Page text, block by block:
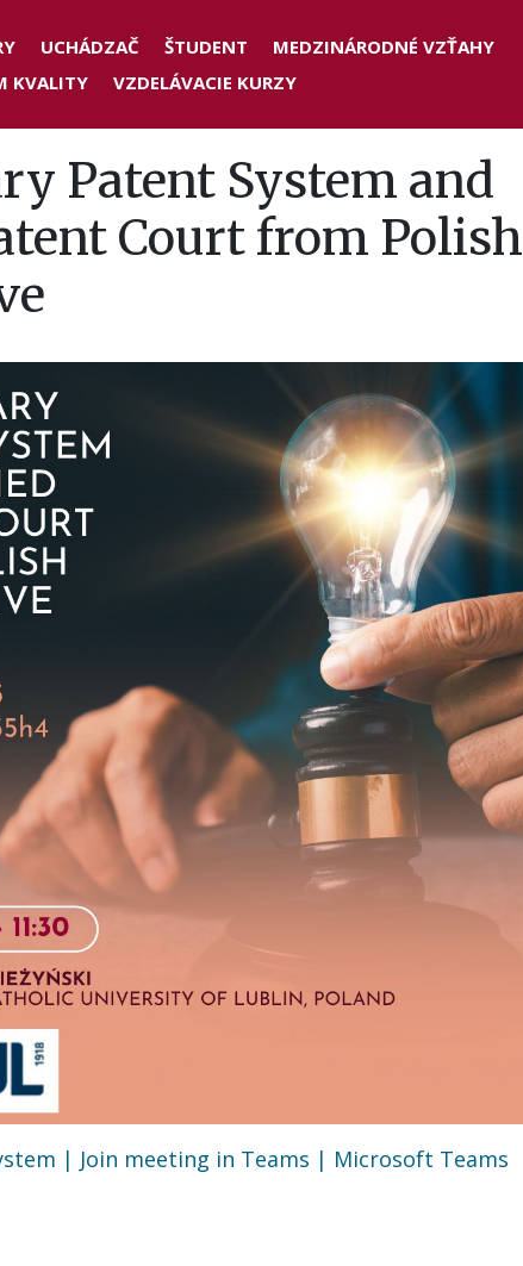
UCHÁDZAČ ŠTUDENT
MEDZINÁRODNÉ VZŤAHY
KVALITY
VZDELÁVACIE KURZY
Patent System and
Court from Polish
| Join meeting in Teams | Microsoft Teams